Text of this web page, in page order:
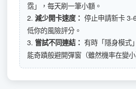
霑」，每天刷一筆小額。
2. 減少開卡速度： 停止申請新卡 3-
低你的風險評分。
3. 嘗試不同連結： 有時「隱身模式
能奇蹟般避開彈窗（雖然機率在變小